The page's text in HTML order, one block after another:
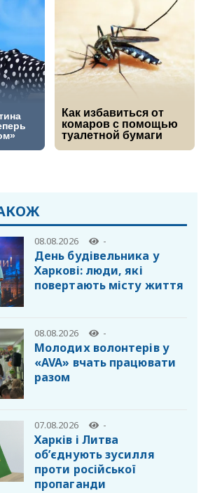
08.08.2026 -
День будівельника у
Харкові: люди, які
повертають місту життя
08.08.2026 -
Молодих волонтерів у
«AVA» вчать працювати
разом
07.08.2026 -
Харків і Литва
об’єднують зусилля
проти російської
пропаганди